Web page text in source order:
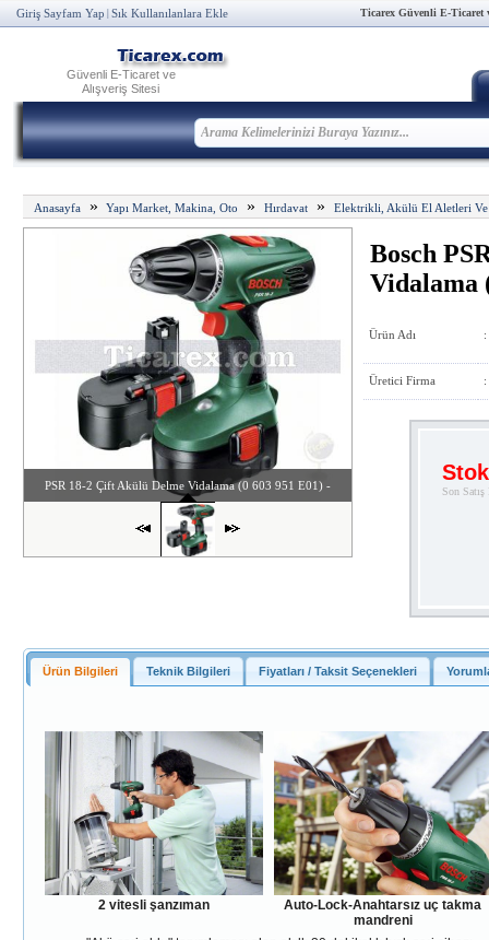
Giriş Sayfam Yap Sık Kullanılanlara Ekle Ticarex Güvenli E-Ticaret
Güvenli E-Ticaret ve
Alışveriş Sitesi
Anasayfa» Yapı Market, Makina, Oto » Hırdavat» Elektrikli, Akülü El Aletleri Ve
PSR 18-2 Çift Akülü Delme Vidalama (0 603 951 E01) -
Resim 1 / 1
Bosch
Vidalama
Ürün Adı :
Üretici Firma :
Son
Ürün Bilgileri Teknik Bilgileri Fiyatları / Taksit Seçenekleri
2 vitesli şanzıman
Auto-Lock-Anahtarsız uç takma
mandreni